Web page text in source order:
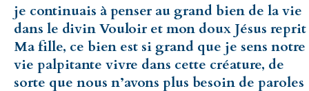
je continuais à penser au grand bien de la vie
dans le divin Vouloir et mon doux Jésus reprit
Ma fille, ce bien est si grand que je sens notre
vie palpitante vivre dans cette créature, de
sorte que nous n’avons plus besoin de paroles